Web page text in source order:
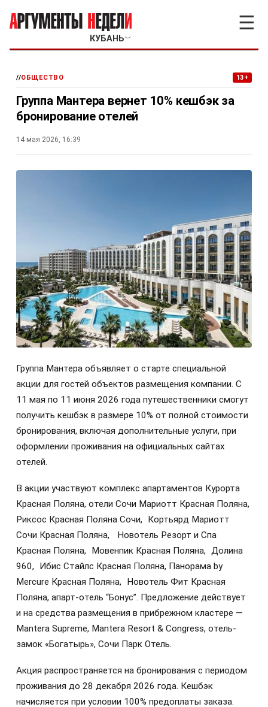
КУБАНЬ﹀
☰
//ОБЩЕСТВО 13+
Группа Мантера вернет 10% кешбэк за
бронирование отелей
14 мая 2026, 16:39
Группа Мантера объявляет о старте специальной
акции для гостей объектов размещения компании. С
11 мая по 11 июня 2026 года путешественники смогут
получить кешбэк в размере 10% от полной стоимости
бронирования, включая дополнительные услуги, при
оформлении проживания на официальных сайтах
отелей.
В акции участвуют комплекс апартаментов Курорта
Красная Поляна, отели Сочи Мариотт Красная Поляна,
Риксос Красная Поляна Сочи, Кортьярд Мариотт
Сочи Красная Поляна, Новотель Резорт и Спа
Красная Поляна, Мовенпик Красная Поляна, Долина
960, Ибис Стайлс Красная Поляна, Панорама by
Mercure Красная Поляна, Новотель Фит Красная
Поляна, апарт-отель “Бонус”. Предложение действует
и на средства размещения в прибрежном кластере —
Mantera Supreme, Mantera Resort & Congress, отель-
замок «Богатырь», Сочи Парк Отель.
Акция распространяется на бронирования с периодом
проживания до 28 декабря 2026 года. Кешбэк
начисляется при условии 100% предоплаты заказа.